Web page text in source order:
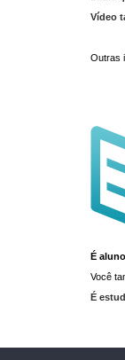
Vídeo
Outras
É
Você
É